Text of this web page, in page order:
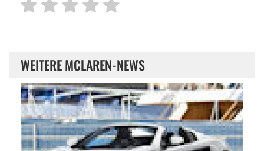
WEITERE MCLAREN-NEWS